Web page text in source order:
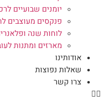
יומנים שבועיים
פנקסים מעוצבים
לוחות שנה
מארזים ומתנות
אודותינו
שאלות נפוצות
צרו קשר